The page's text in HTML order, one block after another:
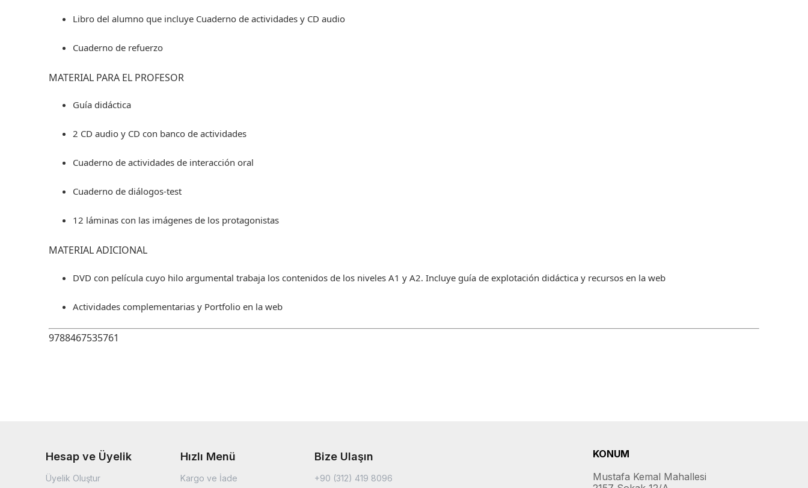
Libro del alumno que incluye Cuaderno de actividades y CD audio
Cuaderno de refuerzo
MATERIAL PARA EL PROFESOR
Guía didáctica
2 CD audio y CD con banco de actividades
Cuaderno de actividades de interacción oral
Cuaderno de diálogos-test
12 láminas con las imágenes de los protagonistas
MATERIAL ADICIONAL
DVD con película cuyo hilo argumental trabaja los contenidos de los niveles A1 y A2. Incluye guía de explotación didáctica y recursos en la web
Actividades complementarias y Portfolio en la web
9788467535761
Hesap ve Üyelik
Üyelik Oluştur
Hızlı Menü
Kargo ve İade
Bize Ulaşın
+90 (312) 419 8096
KONUM
Mustafa Kemal Mahallesi